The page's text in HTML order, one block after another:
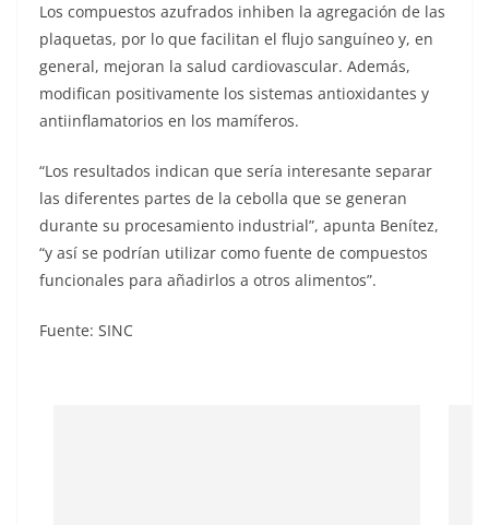
Los compuestos azufrados inhiben la agregación de las
plaquetas, por lo que facilitan el flujo sanguíneo y, en
general, mejoran la salud cardiovascular. Además,
modifican positivamente los sistemas antioxidantes y
antiinflamatorios en los mamíferos.
“Los resultados indican que sería interesante separar
las diferentes partes de la cebolla que se generan
durante su procesamiento industrial”, apunta Benítez,
“y así se podrían utilizar como fuente de compuestos
funcionales para añadirlos a otros alimentos”.
Fuente: SINC